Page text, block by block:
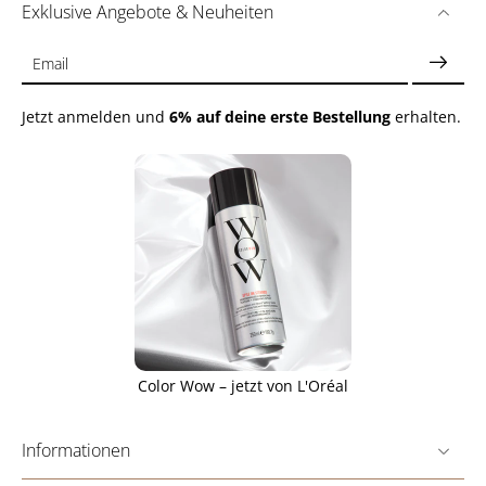
Exklusive Angebote & Neuheiten
Email
Jetzt anmelden und 6% auf deine erste Bestellung erhalten.
Color Wow – jetzt von L'Oréal
Informationen